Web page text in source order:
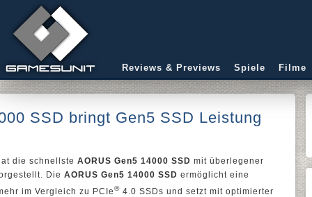
Reviews & Previews Spiele Filme
SSD bringt Gen5 SSD Leistung
die schnellste AORUS Gen5 14000 SSD mit überlegener
Die AORUS Gen5 14000 SSD ermöglicht eine
im Vergleich zu PCIe® 4.0 SSDs und setzt mit optimierter